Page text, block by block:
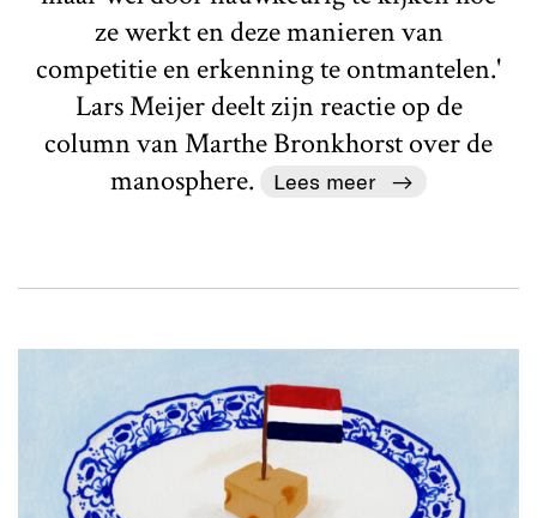
ze werkt en deze manieren van
competitie en erkenning te ontmantelen.'
Lars Meijer deelt zijn reactie op de
column van Marthe Bronkhorst over de
manosphere.
Lees meer